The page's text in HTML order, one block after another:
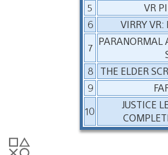
5
VR
6
VIRRY VR:
7
PARANORMAL
8
THE ELDER
9
10
JUSTICE